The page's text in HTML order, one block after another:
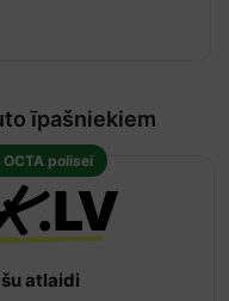
īpašniekiem
polisei
atlaidi